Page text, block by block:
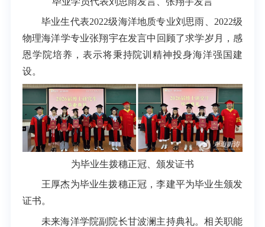
毕业生代表2022级海洋地质专业刘思雨、2022级
物理海洋学专业张翔宇在发言中回顾了求学岁月，感
恩学院培养，表示将秉持院训精神投身海洋强国建
设。
为毕业生拨穗正冠、颁发证书
王厚杰为毕业生拨穗正冠，李建平为毕业生颁发
证书。
未来海洋学院副院长甘波澜主持典礼。相关职能